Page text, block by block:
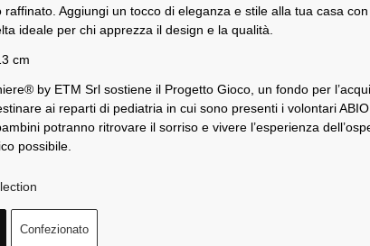
Aggiungi un tocco di eleganza e stile alla tua casa
ideale per chi apprezza il design e la qualità.
cm
by ETM Srl sostiene il Progetto Gioco, un fondo per
ai reparti di pediatria in cui sono presenti i volontari
potranno ritrovare il sorriso e vivere l’esperienza
possibile.
Confezionato